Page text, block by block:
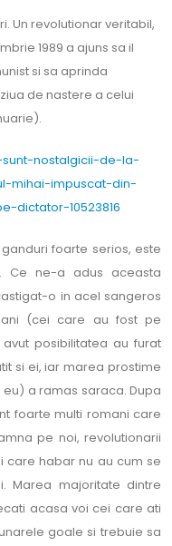
Un revolutionar veritabil,
1989 a ajuns sa il
si sa aprinda
de nastere a celui
nostalgicii-de-la-
mihai-impuscat-din-
dictator-10523816
foarte serios, este
Ce ne-a adus aceasta
o in acel sangeros
(cei care au fost pe
posibilitatea au furat
si ei, iar marea prostime
a ramas saraca. Dupa
foarte multi romani care
pe noi, revolutionarii
habar nu au cum se
Marea majoritate dintre
acasa voi cei care ati
goale si trebuie sa